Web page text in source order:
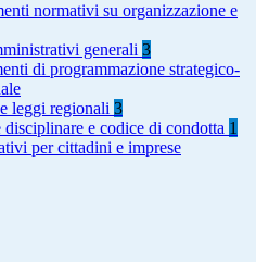
normativi su organizzazione e
generali 3
di programmazione strategico-
leggi regionali 3
disciplinare e codice di condotta 1
per cittadini e imprese